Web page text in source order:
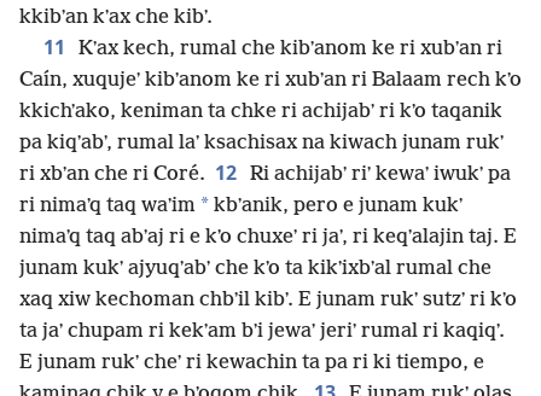
kkibʼan kʼax che kibʼ.
11
Kʼax kech, rumal che kibʼanom ke ri xubʼan ri
Caín, xuqujeʼ kibʼanom ke ri xubʼan ri Balaam rech kʼo
kkichʼako, keniman ta chke ri achijabʼ ri kʼo taqanik
pa kiqʼabʼ, rumal laʼ ksachisax na kiwach junam rukʼ
ri xbʼan che ri Coré. 12 Ri achijabʼ riʼ kewaʼ iwukʼ pa
ri nimaʼq taq waʼim * kbʼanik, pero e junam kukʼ
nimaʼq taq abʼaj ri e kʼo chuxeʼ ri jaʼ, ri keqʼalajin taj. E
junam kukʼ ajyuqʼabʼ che kʼo ta kikʼixbʼal rumal che
xaq xiw kechoman chbʼil kibʼ. E junam rukʼ sutzʼ ri kʼo
ta jaʼ chupam ri kekʼam bʼi jewaʼ jeriʼ rumal ri kaqiqʼ.
E junam rukʼ cheʼ ri kewachin ta pa ri ki tiempo, e